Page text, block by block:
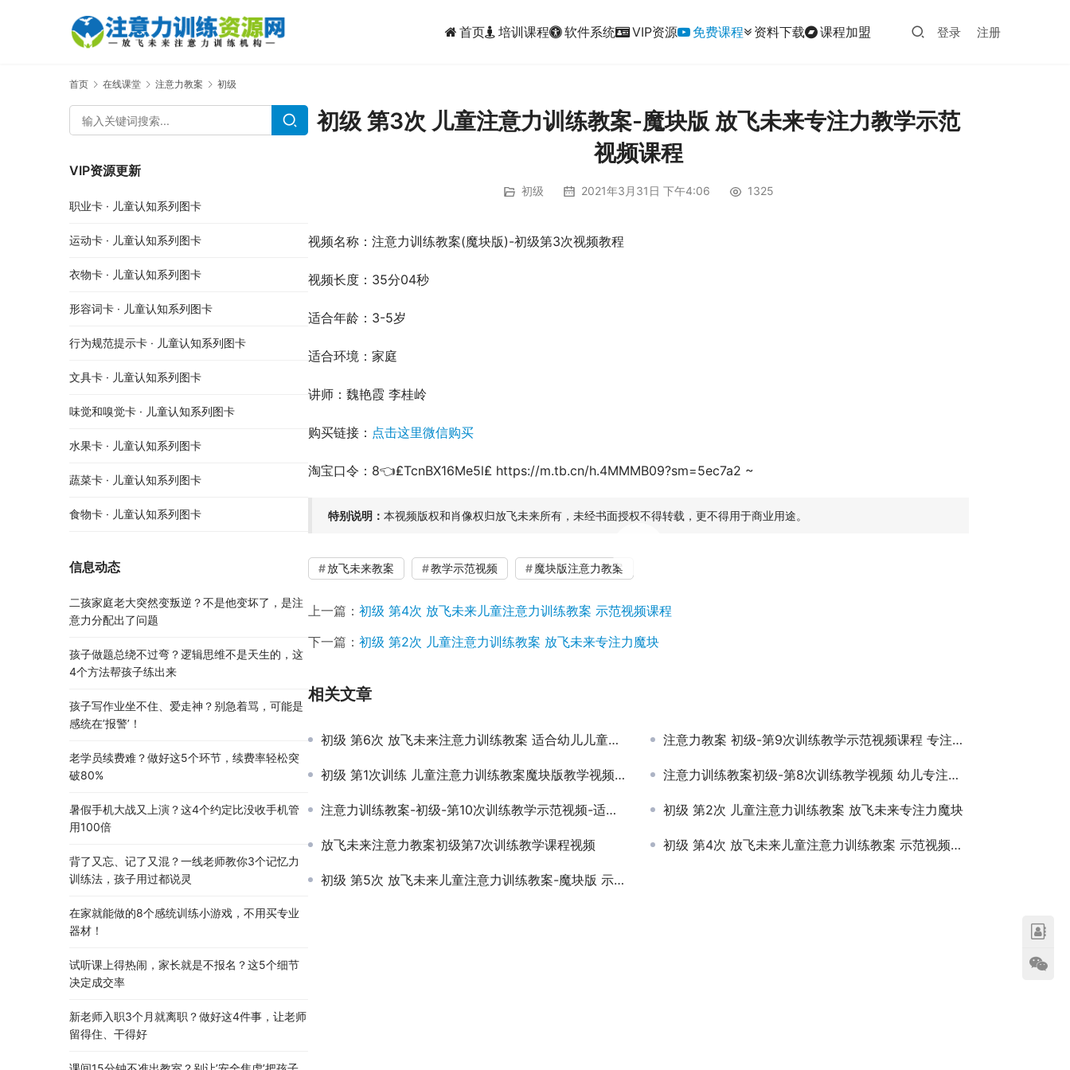
首页 培训课程 软件系统 VIP资源 免费课程 资料下载 课程加盟 登录 注册
首页 在线课堂 注意力教案 初级
初级 第3次 儿童注意力训练教案-魔块版 放飞未来专注力教学示范
视频课程
初级 2021年3月31日 下午4:06 1325
视频名称：注意力训练教案(魔块版)-初级第3次视频教程
视频长度：35分04秒
适合年龄：3-5岁
适合环境：家庭
讲师：魏艳霞 李桂岭
购买链接： 点击这里微信购买
淘宝口令：8👈₤TcnBX16Me5l₤ https://m.tb.cn/h.4MMMB09?sm=5ec7a2 ~
特别说明： 本视频版权和肖像权归放飞未来所有，未经书面授权不得转载，更不得用于商业用途。
放飞未来教案 教学示范视频 魔块版注意力教案
上一篇： 初级 第4次 放飞未来儿童注意力训练教案 示范视频课程
下一篇： 初级 第2次 儿童注意力训练教案 放飞未来专注力魔块
相关文章
初级 第6次 放飞未来注意力训练教案 适合幼儿儿童专注力训练 注意力教案 初级-第9次训练教学示范视频课程 专注力不集中
初级 第1次训练 儿童注意力训练教案魔块版教学视频课程 注意力训练教案初级-第8次训练教学视频 幼儿专注力训练
注意力训练教案-初级-第10次训练教学示范视频-适合4岁5岁幼儿园儿童使用 初级 第2次 儿童注意力训练教案 放飞未来专注力魔块
放飞未来注意力教案初级第7次训练教学课程视频 初级 第4次 放飞未来儿童注意力训练教案 示范视频课程
初级 第5次 放飞未来儿童注意力训练教案-魔块版 示范教学视频课程
VIP资源更新
职业卡 · 儿童认知系列图卡
运动卡 · 儿童认知系列图卡
衣物卡 · 儿童认知系列图卡
形容词卡 · 儿童认知系列图卡
行为规范提示卡 · 儿童认知系列图卡
文具卡 · 儿童认知系列图卡
味觉和嗅觉卡 · 儿童认知系列图卡
水果卡 · 儿童认知系列图卡
蔬菜卡 · 儿童认知系列图卡
食物卡 · 儿童认知系列图卡
信息动态
二孩家庭老大突然变叛逆？不是他变坏了，是注
意力分配出了问题
孩子做题总绕不过弯？逻辑思维不是天生的，这
4个方法帮孩子练出来
孩子写作业坐不住、爱走神？别急着骂，可能是
感统在’报警’！
老学员续费难？做好这5个环节，续费率轻松突
破80%
暑假手机大战又上演？这4个约定比没收手机管
用100倍
背了又忘、记了又混？一线老师教你3个记忆力
训练法，孩子用过都说灵
在家就能做的8个感统训练小游戏，不用买专业
器材！
试听课上得热闹，家长就是不报名？这5个细节
决定成交率
新老师入职3个月就离职？做好这4件事，让老师
留得住、干得好